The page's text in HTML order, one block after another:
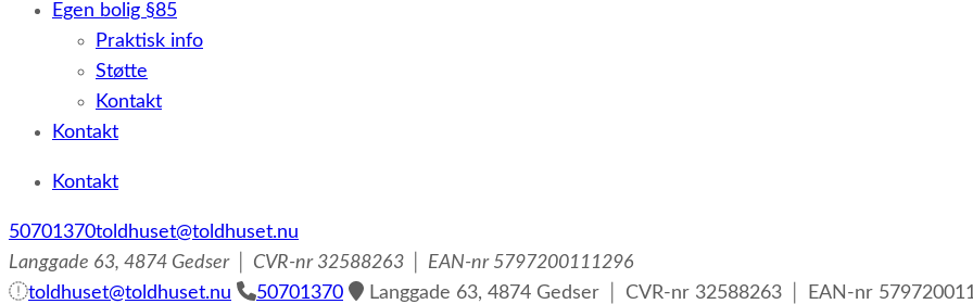
Egen bolig §85
Praktisk info
Støtte
Kontakt
Kontakt
Kontakt
50701370toldhuset@toldhuset.nu
Langgade 63, 4874 Gedser │ CVR-nr 32588263 │ EAN-nr 5797200111296
toldhuset@toldhuset.nu
50701370
Langgade 63, 4874 Gedser │ CVR-nr 32588263 │ EAN-nr